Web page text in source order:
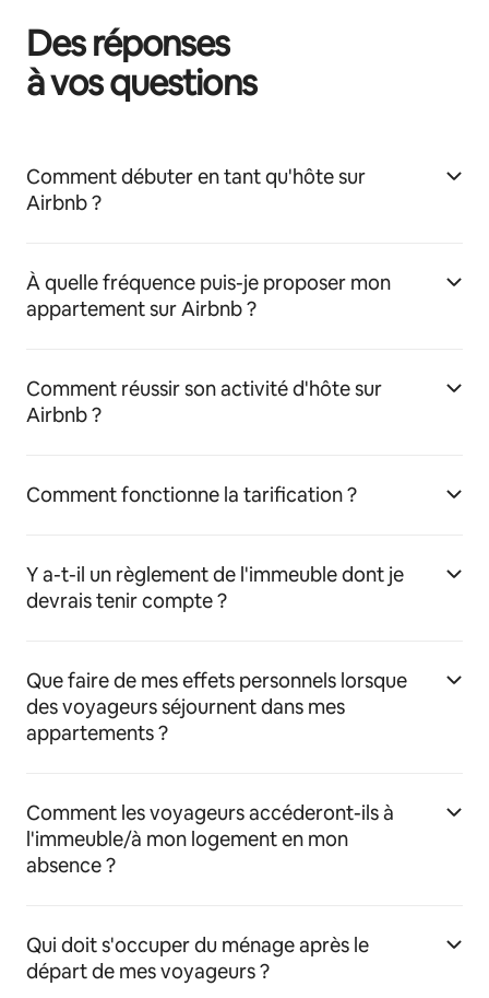
Des réponses
à vos questions
Comment débuter en tant qu'hôte sur
Airbnb ?
À quelle fréquence puis-je proposer mon
appartement sur Airbnb ?
Comment réussir son activité d'hôte sur
Airbnb ?
Comment fonctionne la tarification ?
Y a-t-il un règlement de l'immeuble dont je
devrais tenir compte ?
Que faire de mes effets personnels lorsque
des voyageurs séjournent dans mes
appartements ?
Comment les voyageurs accéderont-ils à
l'immeuble/à mon logement en mon
absence ?
Qui doit s'occuper du ménage après le
départ de mes voyageurs ?